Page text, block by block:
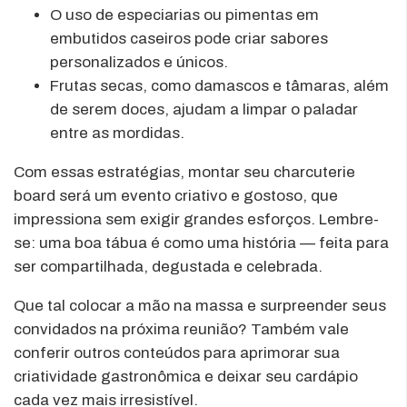
O uso de especiarias ou pimentas em
embutidos caseiros pode criar sabores
personalizados e únicos.
Frutas secas, como damascos e tâmaras, além
de serem doces, ajudam a limpar o paladar
entre as mordidas.
Com essas estratégias, montar seu charcuterie
board será um evento criativo e gostoso, que
impressiona sem exigir grandes esforços. Lembre-
se: uma boa tábua é como uma história — feita para
ser compartilhada, degustada e celebrada.
Que tal colocar a mão na massa e surpreender seus
convidados na próxima reunião? Também vale
conferir outros conteúdos para aprimorar sua
criatividade gastronômica e deixar seu cardápio
cada vez mais irresistível.